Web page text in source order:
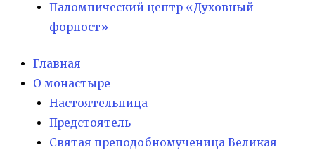
Паломнический центр «Духовный
форпост»
Главная
О монастыре
Настоятельница
Предстоятель
Святая преподобномученица Великая